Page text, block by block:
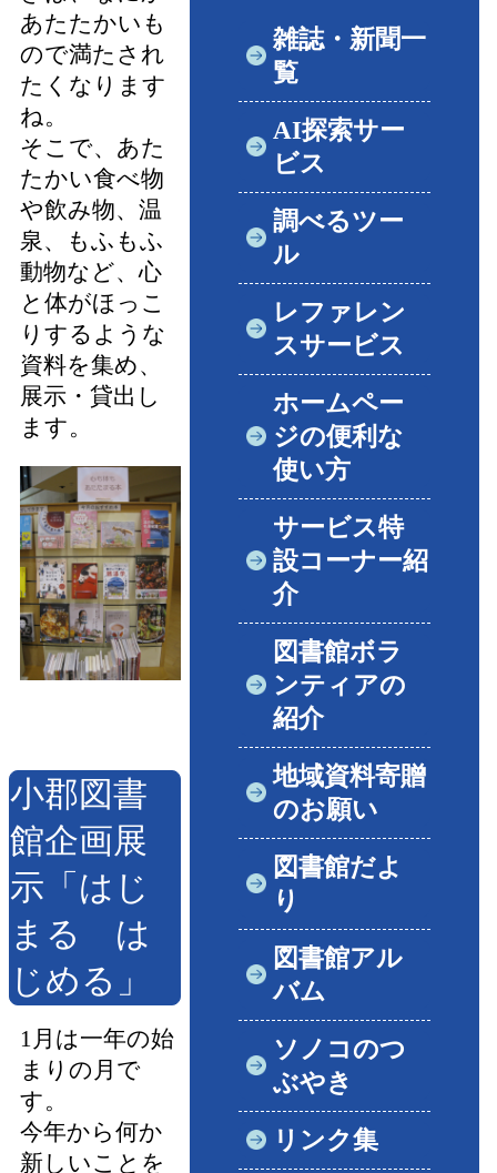
あたたかいも
ので満たされ
たくなります
ね。
そこで、あた
たかい食べ物
や飲み物、温
泉、もふもふ
動物など、心
と体がほっこ
りするような
資料を集め、
展示・貸出し
ます。
小郡図書
館企画展
示「はじ
まる は
じめる」
1月は一年の始
まりの月で
す。
今年から何か
新しいことを
雑誌・新聞一
覧
AI探索サー
ビス
調べるツー
ル
レファレン
スサービス
ホームペー
ジの便利な
使い方
サービス特
設コーナー紹
介
図書館ボラ
ンティアの
紹介
地域資料寄贈
のお願い
図書館だよ
り
図書館アル
バム
ソノコのつ
ぶやき
リンク集